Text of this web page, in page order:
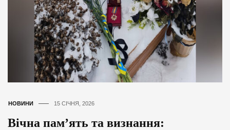
НОВИНИ 15 СІЧНЯ, 2026
Вічна пам’ять та визнання: